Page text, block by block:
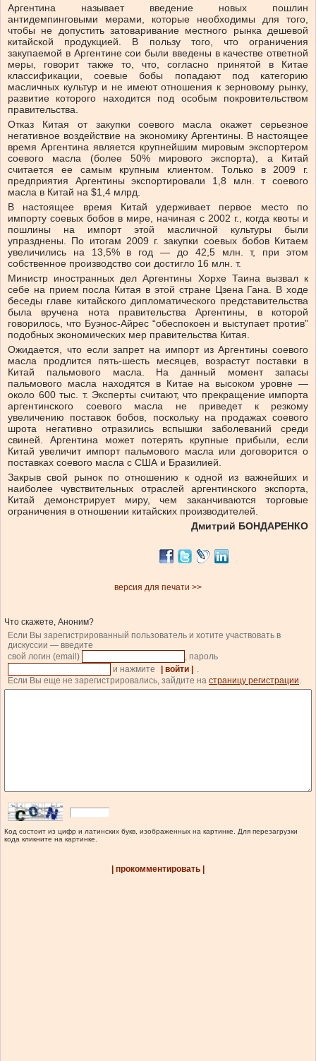
Аргентина называет введение новых пошлин
антидемпинговыми мерами, которые необходимы для того,
чтобы не допустить затоваривание местного рынка дешевой
китайской продукцией. В пользу того, что ограничения
закупаемой в Аргентине сои были введены в качестве ответной
меры, говорит также то, что, согласно принятой в Китае
классификации, соевые бобы попадают под категорию
масличных культур и не имеют отношения к зерновому рынку,
развитие которого находится под особым покровительством
правительства.
Отказ Китая от закупки соевого масла окажет серьезное
негативное воздействие на экономику Аргентины. В настоящее
время Аргентина является крупнейшим мировым экспортером
соевого масла (более 50% мирового экспорта), а Китай
считается ее самым крупным клиентом. Только в 2009 г.
предприятия Аргентины экспортировали 1,8 млн. т соевого
масла в Китай на $1,4 млрд.
В настоящее время Китай удерживает первое место по
импорту соевых бобов в мире, начиная с 2002 г., когда квоты и
пошлины на импорт этой масличной культуры были
упразднены. По итогам 2009 г. закупки соевых бобов Китаем
увеличились на 13,5% в год — до 42,5 млн. т, при этом
собственное производство сои достигло 16 млн. т.
Министр иностранных дел Аргентины Хорхе Таина вызвал к
себе на прием посла Китая в этой стране Цзена Гана. В ходе
беседы главе китайского дипломатического представительства
была вручена нота правительства Аргентины, в которой
говорилось, что Буэнос-Айрес “обеспокоен и выступает против”
подобных экономических мер правительства Китая.
Ожидается, что если запрет на импорт из Аргентины соевого
масла продлится пять-шесть месяцев, возрастут поставки в
Китай пальмового масла. На данный момент запасы
пальмового масла находятся в Китае на высоком уровне —
около 600 тыс. т. Эксперты считают, что прекращение импорта
аргентинского соевого масла не приведет к резкому
увеличению поставок бобов, поскольку на продажах соевого
шрота негативно отразились вспышки заболеваний среди
свиней. Аргентина может потерять крупные прибыли, если
Китай увеличит импорт пальмового масла или договорится о
поставках соевого масла с США и Бразилией.
Закрыв свой рынок по отношению к одной из важнейших и
наиболее чувствительных отраслей аргентинского экспорта,
Китай демонстрирует миру, чем заканчиваются торговые
ограничения в отношении китайских производителей.
Дмитрий БОНДАРЕНКО
версия для печати >>
Что скажете, Аноним?
Если Вы зарегистрированный пользователь и хотите участвовать в
дискуссии — введите
свой логин (email)
, пароль
и нажмите
| войти |
.
Если Вы еще не зарегистрировались, зайдите на страницу регистрации.
Код состоит из цифр и латинских букв, изображенных на картинке. Для перезагрузки
кода кликните на картинке.
| прокомментировать |